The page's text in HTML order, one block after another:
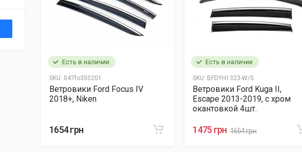
Есть в наличии
SKU: 047fo350201
Ветровики Ford Focus IV
2018+, Niken
1654 грн
Есть в наличии
SKU: BFDYH1323-W/S
Ветровики Ford Kuga II,
Escape 2013-2019, с хром
окантовкой 4шт.
1475 грн 1654 грн